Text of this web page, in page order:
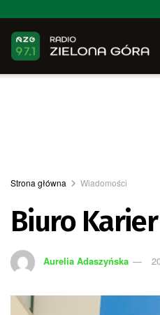
Strona główna Wiadomości
Biuro
Aurelia Adaszyńska